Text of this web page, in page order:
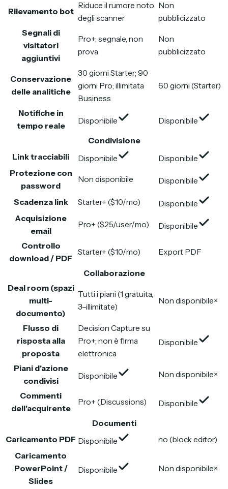
Rilevamento bot
Riduce il rumore noto
degli scanner
Non
pubblicizzato
Segnali di
visitatori
aggiuntivi
Pro+; segnale, non
prova
Non
pubblicizzato
Conservazione
delle analitiche
30 giorni Starter; 90
giorni Pro; illimitata
Business
60 giorni (Starter)
Notifiche in
tempo reale
Disponibile Disponibile
Condivisione
Link tracciabili
Disponibile
Disponibile
Protezione con
password
Non disponibile Disponibile
Scadenza link Starter+ ($10/mo)
Disponibile
Acquisizione
email
Pro+ ($25/user/mo) Disponibile
Controllo
download / PDF
Starter+ ($10/mo) Export PDF
Collaborazione
Deal room (spazi
multi-
documento)
Tutti i piani (1 gratuita,
3–illimitate)
Non disponibile×
Flusso di
risposta alla
proposta
Decision Capture su
Pro+; non è firma
elettronica
Disponibile
Piani d'azione
condivisi
Disponibile Non disponibile×
Commenti
dell'acquirente
Pro+ (Discussions) Disponibile
Documenti
Caricamento PDF Disponibile
no (block editor)
Caricamento
PowerPoint /
Slides
Disponibile Non disponibile×